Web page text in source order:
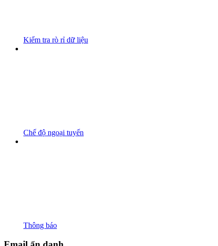
Kiểm tra rò rỉ dữ liệu
Chế độ ngoại tuyến
Thông báo